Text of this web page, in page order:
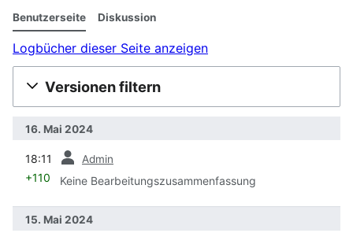
Benutzerseite Diskussion
Logbücher dieser Seite anzeigen
Versionen filtern
16. Mai 2024
18:11 Admin
+110 Keine Bearbeitungszusammenfassung
15. Mai 2024